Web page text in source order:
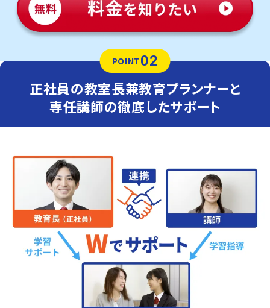
POINT02
正社員の教室長兼教育プランナーと
専任講師の徹底したサポート